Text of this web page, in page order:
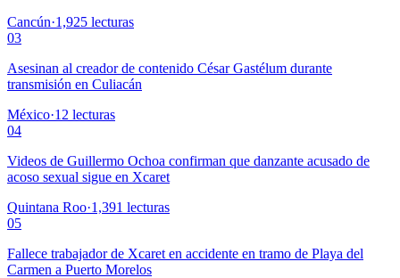
Cancún·1,925 lecturas
03
Asesinan al creador de contenido César Gastélum durante
transmisión en Culiacán
México·12 lecturas
04
Videos de Guillermo Ochoa confirman que danzante acusado de
acoso sexual sigue en Xcaret
Quintana Roo·1,391 lecturas
05
Fallece trabajador de Xcaret en accidente en tramo de Playa del
Carmen a Puerto Morelos